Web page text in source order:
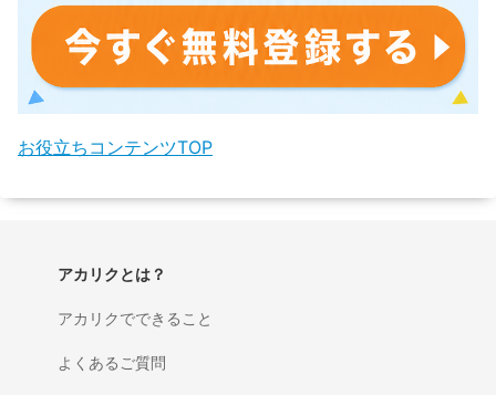
お役立ちコンテンツTOP
アカリクとは？
アカリクでできること
よくあるご質問